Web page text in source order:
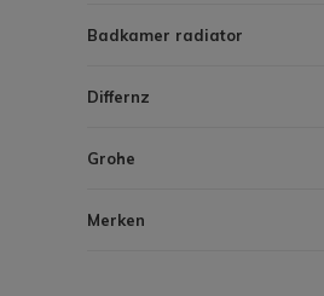
Badkamer radiator
Differnz
Grohe
Merken